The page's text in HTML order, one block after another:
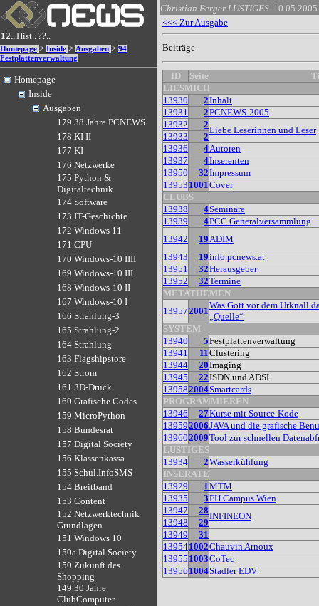
12..Hist..??..
Homepage > Inside > Ausgaben > 94
Festplattenverwaltung
Homepage
Inside
Ausgaben
179 38 Jahre PCNEWS
178 KI II
177 KI
176 Netzwerke
175 Python &
Digitaltechnik
174 Software
173 IT-Geschichte
172 Windows 11
171 CPU
170 Windows-10 IIII
169 Windows-10 III
168 Windows-10 II
167 Windows-10 I
166 Strahlung-3
165 Strahlung-2
164 Strahlung
163 Flagshipstore
162 Strom
161 3D-Druck
160 Grafische Codes
159 MicroPython
158 Bundesrat
157 Digital Society
156 Klassenkassa
155 Schul.InfoSMS
154 Breitband
153 Content
152 Netzwerktechnik
Grundlagen
151 Windows 10
150a Digital Society
150 Zukunft des
Shopping
149 30 Jahre
ClubComputer
Christian Berger LUSTIGES 10.05.2005
<<< Zur Ausgabe
Beiträge
ID Seite
LIESMICH
13930
2Inhalt
13931
2PCNEWS-2005
13932
2
Liebe Leserinnen und Leser
13933
2
13936
4Autoren
13937
4Inserenten
13950
32Impressum
13953 1001Cover
CLUBS
13938
4Seminare
13939
4PCC Generalversammlung
13942
19ADIM
13943
19info.pcnews.at
13951
32Herausgeber
13952
32Termine
METATHEMEN
139572001
Was Gott vor dem Urknall
„Quelle“
SYSTEM
13940
5Festplattenverwaltung
13941
11Clustering
13944
20Imaging
13945
22ISDN und ADSL
139582004Smartcards
PROGRAMMIEREN
13946
27Kurse mit Source-Kode
139592006JAVA und die grafische
139602009Tool zur schnellen
LUSTIGES
13934
2Wasserkühlung
INSERATE
13929
1MTM
13935
3FH Campus Wien
13947
28
INFINEON
13948
29
13949
31
139541002Chauvin Arnoux
13955 1003CoTec
13956 1004Stadler EDV